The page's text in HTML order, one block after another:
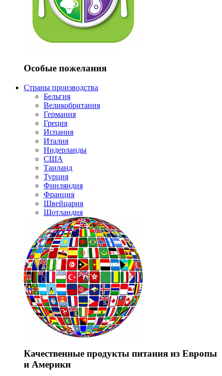
Особые пожелания
Страны производства
Бельгия
Великобритания
Германия
Греция
Испания
Италия
Нидерланды
США
Таиланд
Турция
Финляндия
Франция
Швейцария
Шотландия
Качественные продукты питания из Европы
и Америки